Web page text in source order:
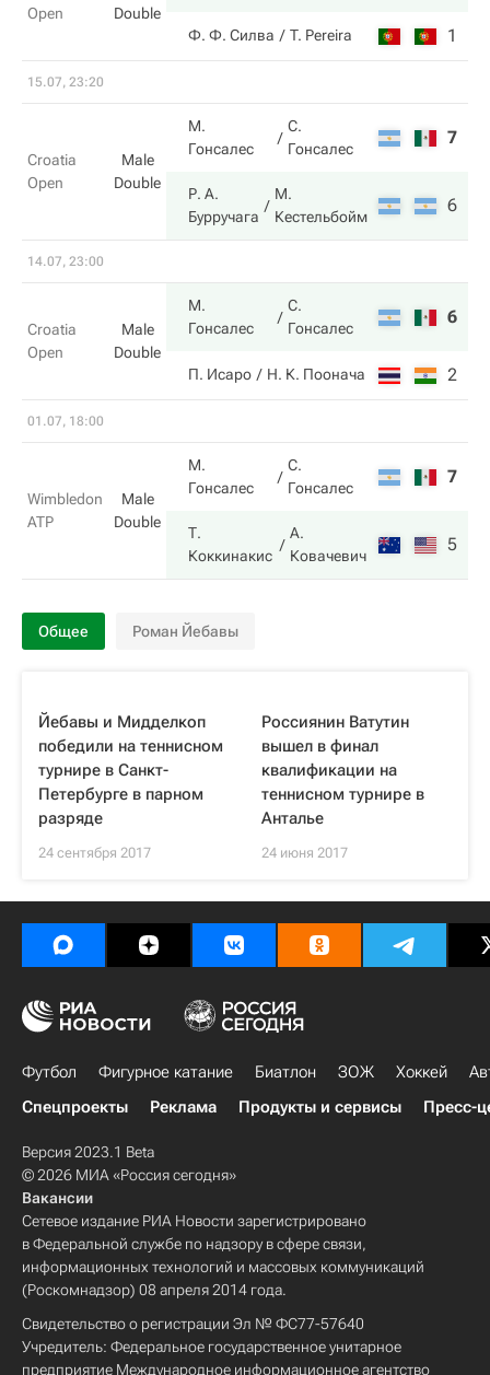
Open
Double
Ф. Ф. Силва T. Pereira 1
15.07, 23:20
Croatia
Open
Male
Double
М.
Гонсалес
С.
Гонсалес
7
Р. А.
Бурручага
М.
Кестельбойм
6
14.07, 23:00
Croatia
Open
Male
Double
М.
Гонсалес
С.
Гонсалес
6
П. Исаро Н. К. Поонача 2
01.07, 18:00
Wimbledon
ATP
Male
Double
М.
Гонсалес
С.
Гонсалес
7
Т.
Коккинакис
А.
Ковачевич
5
Общее Роман Йебавы
Йебавы и Мидделкоп
победили на теннисном
турнире в Санкт-
Петербурге в парном
разряде
24 сентября 2017
Россиянин Ватутин
вышел в финал
квалификации на
теннисном турнире в
Анталье
24 июня 2017
Футбол Фигурное катание Биатлон ЗОЖ Хоккей
Спецпроекты
Реклама Продукты и сервисы Пресс-
Версия 2023.1 Beta
© 2026 МИА «Россия сегодня»
Вакансии
Сетевое издание РИА Новости зарегистрировано
в Федеральной службе по надзору в сфере связи,
информационных технологий и массовых коммуникаций
(Роскомнадзор) 08 апреля 2014 года.
Свидетельство о регистрации Эл № ФС77-57640
Учредитель: Федеральное государственное унитарное
предприятие Международное информационное агентство